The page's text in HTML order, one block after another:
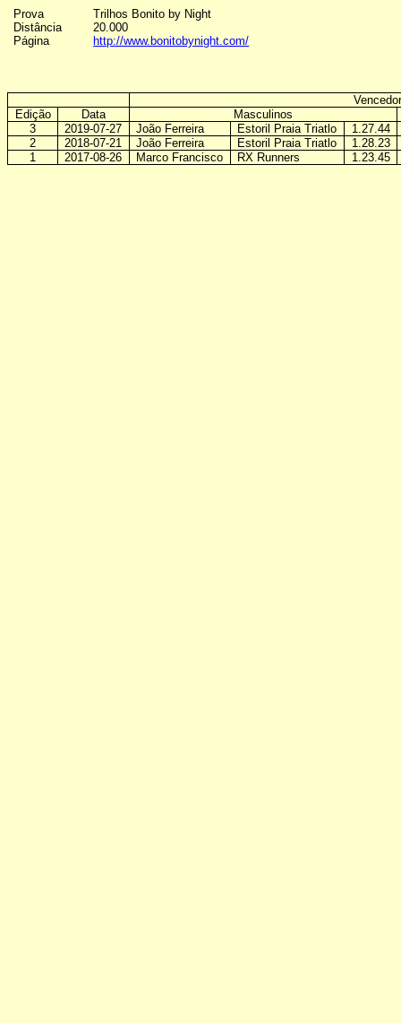
Prova
Trilhos Bonito by Night
Distância
20.000
Página
http://www.bonitobynight.com/
Edição
Data
Masculinos
3
2019-07-27 João Ferreira Estoril Praia Triatlo
1.27.44
2
2018-07-21 João Ferreira Estoril Praia Triatlo
1.28.23
1
2017-08-26 Marco Francisco RX Runners 1.23.45